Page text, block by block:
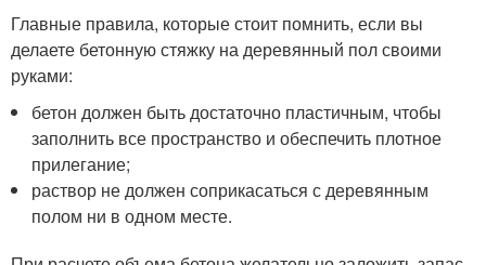
Главные правила, которые стоит помнить, если вы
делаете бетонную стяжку на деревянный пол своими
руками:
бетон должен быть достаточно пластичным, чтобы
заполнить все пространство и обеспечить плотное
прилегание;
раствор не должен соприкасаться с деревянным
полом ни в одном месте.